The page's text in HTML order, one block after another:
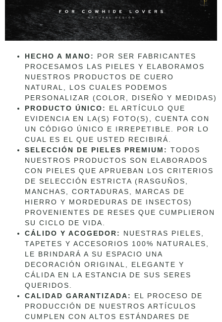
HECHO A MANO:
POR SER FABRICANTES
PROCESAMOS LAS PIELES Y ELABORAMOS
NUESTROS PRODUCTOS DE CUERO
NATURAL, LOS CUALES PODEMOS
PERSONALIZAR (COLOR, DISEÑO Y MEDIDAS)
PRODUCTO ÚNICO:
EL ARTÍCULO QUE
EVIDENCIA EN LA(S) FOTO(S), CUENTA CON
UN CÓDIGO ÚNICO E IRREPETIBLE. POR LO
CUAL ES EL QUE USTED RECIBIRÁ.
SELECCIÓN DE PIELES PREMIUM: TODOS
NUESTROS PRODUCTOS SON ELABORADOS
CON PIELES QUE APRUEBAN LOS CRITERIOS
DE SELECCIÓN ESTRICTA (RASGUÑOS,
MANCHAS, CORTADURAS, MARCAS DE
HIERRO Y MORDEDURAS DE INSECTOS)
PROVENIENTES DE RESES QUE CUMPLIERON
SU CICLO DE VIDA.
CÁLIDO Y ACOGEDOR:
NUESTRAS PIELES,
TAPETES Y ACCESORIOS 100% NATURALES,
LE BRINDARÁ A SU ESPACIO UNA
DECORACIÓN ORIGINAL, ELEGANTE Y
CÁLIDA EN LA ESTANCIA DE SUS SERES
QUERIDOS.
CALIDAD GARANTIZADA:
EL PROCESO DE
PRODUCCIÓN DE NUESTROS ARTÍCULOS
CUMPLEN CON ALTOS ESTÁNDARES DE